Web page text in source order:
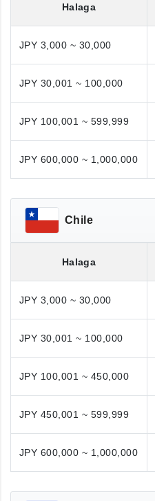
Halaga
JPY 3,000 ~ 30,000
JPY 30,001 ~ 100,000
JPY 100,001 ~ 599,999
JPY 600,000 ~ 1,000,000
Chile
Halaga
JPY 3,000 ~ 30,000
JPY 30,001 ~ 100,000
JPY 100,001 ~ 450,000
JPY 450,001 ~ 599,999
JPY 600,000 ~ 1,000,000